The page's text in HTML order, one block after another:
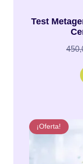
Test
¡Oferta!